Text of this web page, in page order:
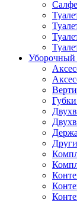
Уборочный